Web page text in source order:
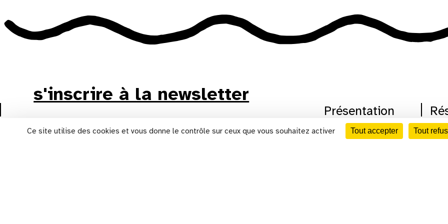
Ce site utilise des cookies et vous donne le contrôle sur ceux que vous souhaitez activer Tout accepter Tout
CALENDRIER
s'inscrire à la newsletter
Présentation
Histoire
Cinéma